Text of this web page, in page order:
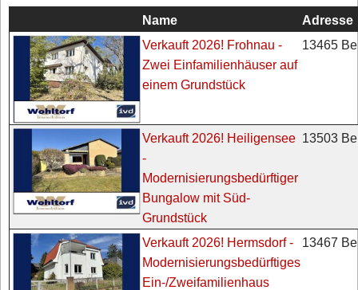
Name
Adresse
Verkauft 2026! Frohnau -
Zwei Einfamilienhäuser auf
einem Grundstück
13465
Verkauft 2026! Heiligensee
-
Modernisierungsbedürftiger
Bungalow mit Süd-
Grundstück
13503
Verkauft 2026! Hermsdorf -
Modernisierungsbedürftiges
Ein-/Zweifamilienhaus
13467